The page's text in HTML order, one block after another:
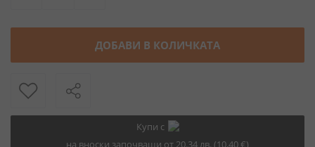
ДОБАВИ В КОЛИЧКАТА
Купи с
на вноски започващи от 20.34 лв. (10.40 €)